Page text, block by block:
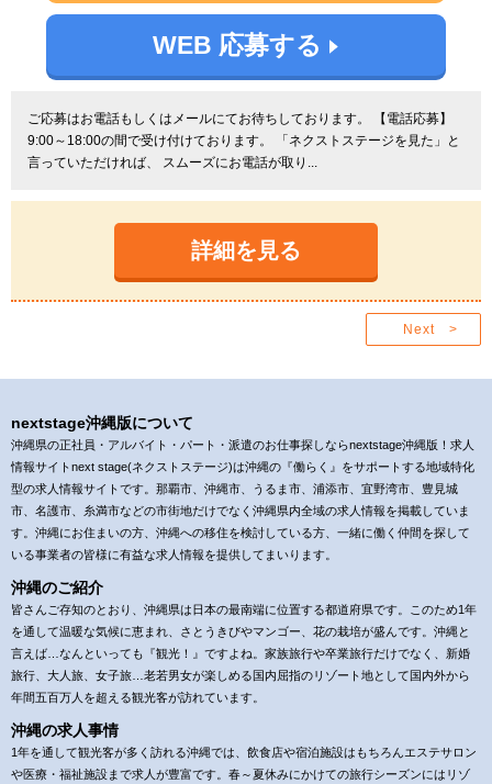
WEB 応募する
ご応募はお電話もしくはメールにてお待ちしております。 【電話応募】
9:00～18:00の間で受け付けております。 「ネクストステージを見た」と
言っていただければ、 スムーズにお電話が取り...
詳細を見る
Next >
nextstage沖縄版について
沖縄県の正社員・アルバイト・パート・派遣のお仕事探しならnextstage沖縄版！求人
情報サイトnext stage(ネクストステージ)は沖縄の『働らく』をサポートする地域特化
型の求人情報サイトです。那覇市、沖縄市、うるま市、浦添市、宜野湾市、豊見城
市、名護市、糸満市などの市街地だけでなく沖縄県内全域の求人情報を掲載していま
す。沖縄にお住まいの方、沖縄への移住を検討している方、一緒に働く仲間を探して
いる事業者の皆様に有益な求人情報を提供してまいります。
沖縄のご紹介
皆さんご存知のとおり、沖縄県は日本の最南端に位置する都道府県です。このため1年
を通して温暖な気候に恵まれ、さとうきびやマンゴー、花の栽培が盛んです。沖縄と
言えば…なんといっても『観光！』ですよね。家族旅行や卒業旅行だけでなく、新婚
旅行、大人旅、女子旅…老若男女が楽しめる国内屈指のリゾート地として国内外から
年間五百万人を超える観光客が訪れています。
沖縄の求人事情
1年を通して観光客が多く訪れる沖縄では、飲食店や宿泊施設はもちろんエステサロン
や医療・福祉施設まで求人が豊富です。春～夏休みにかけての旅行シーズンにはリゾ